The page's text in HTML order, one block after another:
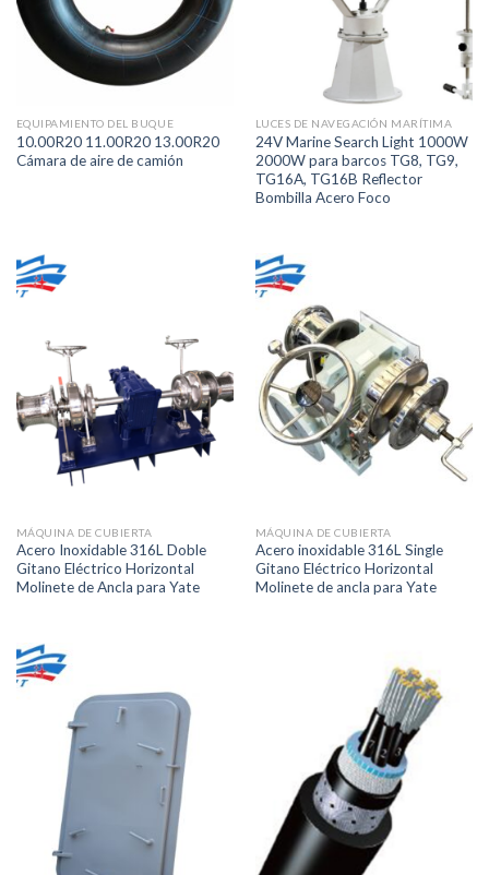
EQUIPAMIENTO DEL BUQUE
10.00R20 11.00R20 13.00R20
Cámara de aire de camión
LUCES DE NAVEGACIÓN MARÍTIMA
24V Marine Search Light 1000W
2000W para barcos TG8, TG9,
TG16A, TG16B Reflector
Bombilla Acero Foco
MÁQUINA DE CUBIERTA
Acero Inoxidable 316L Doble
Gitano Eléctrico Horizontal
Molinete de Ancla para Yate
MÁQUINA DE CUBIERTA
Acero inoxidable 316L Single
Gitano Eléctrico Horizontal
Molinete de ancla para Yate